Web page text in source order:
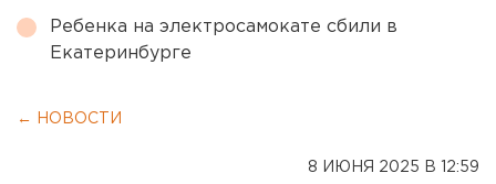
Ребенка на электросамокате сбили в
Екатеринбурге
← НОВОСТИ
8 ИЮНЯ 2025 В 12:59